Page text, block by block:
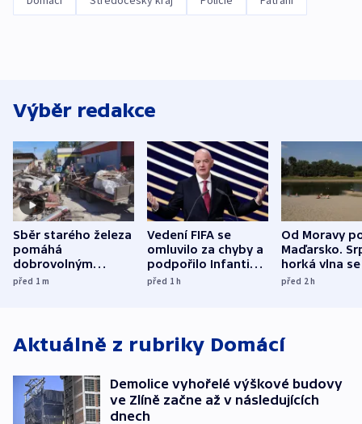
Výběr redakce
Sběr starého železa
pomáhá
dobrovolným
hasičům financovat
před 1m
Vedení FIFA se
omluvilo za chyby a
podpořilo Infantina.
UEFA trvá na
před 1h
Od Moravy
Maďarsko.
horká vlna
do dějin
před 2h
Aktuálně z rubriky Domácí
Demolice vyhořelé výškové budovy
ve Zlíně začne až v následujících
dnech